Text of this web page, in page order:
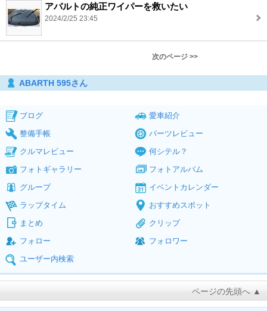
アバルトの純正ワイパーを救いたい
2024/2/25 23:45
次のページ >>
ABARTH 595さん
ブログ
愛車紹介
整備手帳
パーツレビュー
クルマレビュー
何シテル？
フォトギャラリー
フォトアルバム
グループ
イベントカレンダー
ラップタイム
おすすめスポット
まとめ
クリップ
フォロー
フォロワー
ユーザー内検索
ページの先頭へ ▲